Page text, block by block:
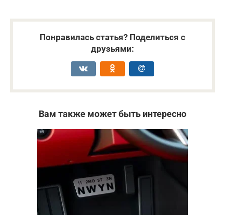
Понравилась статья? Поделиться с
друзьями:
Вам также может быть интересно